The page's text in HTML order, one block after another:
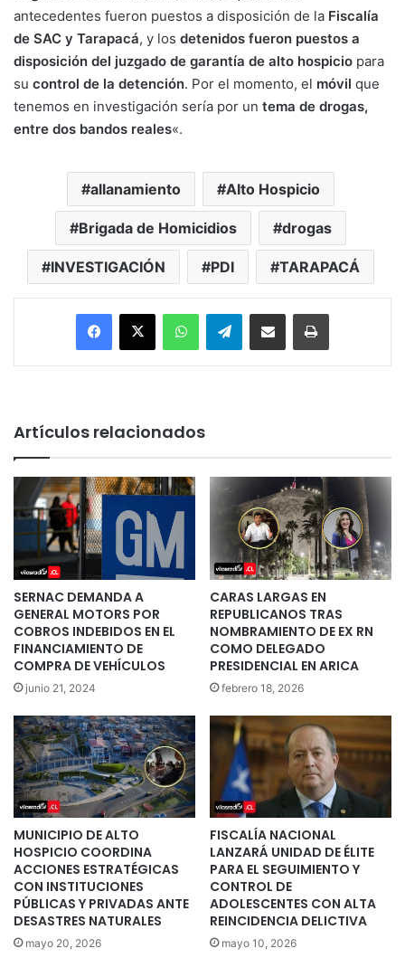
antecedentes fueron puestos a disposición de la Fiscalía
de SAC y Tarapacá, y los detenidos fueron puestos a
disposición del juzgado de garantía de alto hospicio para
su control de la detención. Por el momento, el móvil que
tenemos en investigación sería por un tema de drogas,
entre dos bandos reales«.
allanamiento Alto Hospicio
Brigada de Homicidios drogas
INVESTIGACIÓN PDI TARAPACÁ
Facebook
X WhatsAppTelegramEnviar vía email Imprimir
Artículos relacionados
SERNAC DEMANDA A
GENERAL MOTORS POR
COBROS INDEBIDOS EN EL
FINANCIAMIENTO DE
COMPRA DE VEHÍCULOS
junio 21, 2024
CARAS LARGAS EN
REPUBLICANOS TRAS
NOMBRAMIENTO DE EX RN
COMO DELEGADO
PRESIDENCIAL EN ARICA
febrero 18, 2026
MUNICIPIO DE ALTO
HOSPICIO COORDINA
ACCIONES ESTRATÉGICAS
CON INSTITUCIONES
PÚBLICAS Y PRIVADAS ANTE
DESASTRES NATURALES
mayo 20, 2026
FISCALÍA NACIONAL
LANZARÁ UNIDAD DE ÉLITE
PARA EL SEGUIMIENTO Y
CONTROL DE
ADOLESCENTES CON ALTA
REINCIDENCIA DELICTIVA
mayo 10, 2026